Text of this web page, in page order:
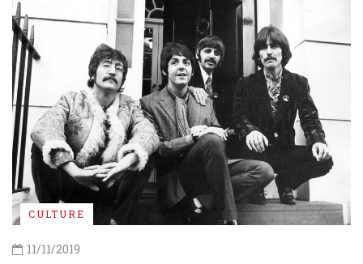
CULTURE
11/11/2019